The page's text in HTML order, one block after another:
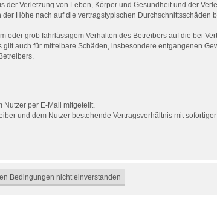
Verletzung von Leben, Körper und Gesundheit und der
Höhe nach auf die vertragstypischen Durchschnittsschäden
grob fahrlässigem Verhalten des Betreibers auf die bei
auch für mittelbare Schäden, insbesondere entgangenen
Nutzer per E-Mail mitgeteilt.
und dem Nutzer bestehende Vertragsverhältnis mit